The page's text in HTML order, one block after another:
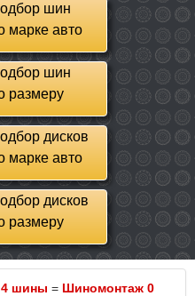
шин
марке авто
шин
размеру
дисков
марке авто
дисков
размеру
4 шины = Шиномонтаж 0